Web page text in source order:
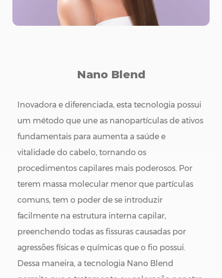
Nano Blend
Inovadora e diferenciada, esta tecnologia possui
um método que une as nanopartículas de ativos
fundamentais para aumenta a saúde e
vitalidade do cabelo, tornando os
procedimentos capilares mais poderosos. Por
terem massa molecular menor que partículas
comuns, tem o poder de se introduzir
facilmente na estrutura interna capilar,
preenchendo todas as fissuras causadas por
agressões físicas e químicas que o fio possui.
Dessa maneira, a tecnologia Nano Blend